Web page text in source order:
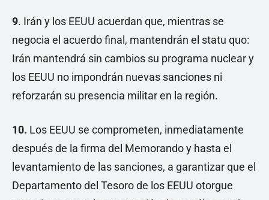
9. Irán y los EEUU acuerdan que, mientras se
negocia el acuerdo final, mantendrán el statu quo:
Irán mantendrá sin cambios su programa nuclear y
los EEUU no impondrán nuevas sanciones ni
reforzarán su presencia militar en la región.
10. Los EEUU se comprometen, inmediatamente
después de la firma del Memorando y hasta el
levantamiento de las sanciones, a garantizar que el
Departamento del Tesoro de los EEUU otorgue